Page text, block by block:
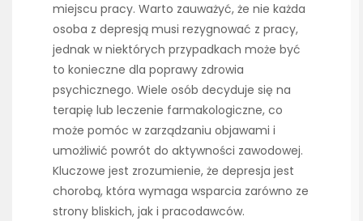
miejscu pracy. Warto zauważyć, że nie każda
osoba z depresją musi rezygnować z pracy,
jednak w niektórych przypadkach może być
to konieczne dla poprawy zdrowia
psychicznego. Wiele osób decyduje się na
terapię lub leczenie farmakologiczne, co
może pomóc w zarządzaniu objawami i
umożliwić powrót do aktywności zawodowej.
Kluczowe jest zrozumienie, że depresja jest
chorobą, która wymaga wsparcia zarówno ze
strony bliskich, jak i pracodawców.